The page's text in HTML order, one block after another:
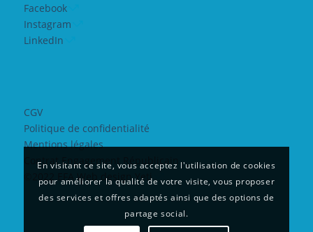
Facebook
Instagram
LinkedIn
CGV
Politique de confidentialité
Mentions légales
Contrat Engagement Républicain
©2022 EFA Web design Yeti
En visitant ce site, vous acceptez l'utilisation de cookies
pour améliorer la qualité de votre visite, vous proposer
des services et offres adaptés ainsi que des options de
partage social.